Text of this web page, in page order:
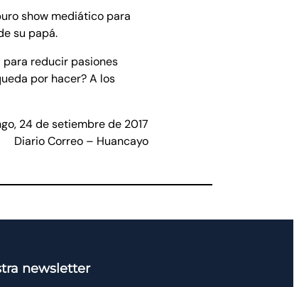
show mediático para
su papá.
reducir pasiones
por hacer? A los
24 de setiembre de 2017
Diario Correo – Huancayo
newsletter